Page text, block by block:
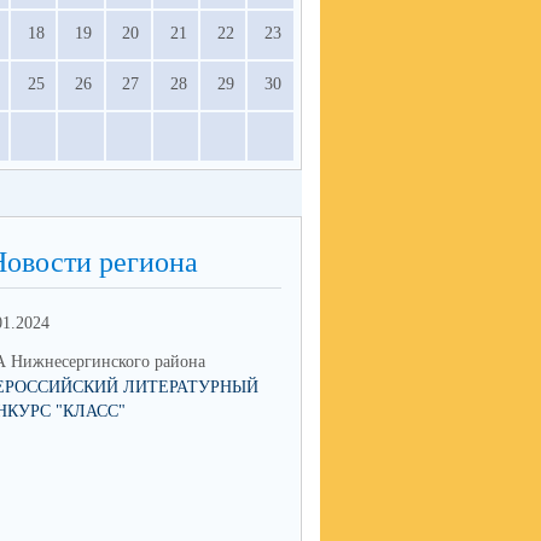
18 19 20 21 22 23
25 26 27 28 29 30
региона
Нижнесергинского района
ЛИТЕРАТУРНЫЙ
"КЛАСС"